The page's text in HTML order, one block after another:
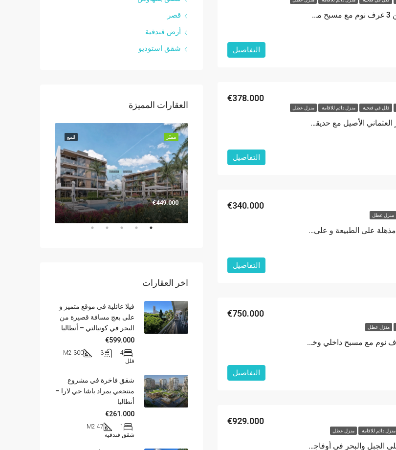
فيلا حديثة منفصلة مكونة من 3 غرف نوم مع مسبح مشترك وحدائق في أوفاجيك
التفاصيل
فلل في فتحية منزل دائم للاقامة منزل عطل
فيلا جميلة مبنية على الطراز العثماني الأصيل مع حديقة خاصة كبيرة وحمام سباحة.
€378.000
التفاصيل
منزل عطل
فيلا منفصلة رائعة بإطلالات مذهلة على الطبيعة و على الجبل بأوفاجيك فتحية
€340.000
التفاصيل
منزل عطل
فلل حصرية مكونة من 3 غرف نوم مع مسبح داخلي وخارجي في أوفاجيك، فتحية
€750.000
التفاصيل
منزل دائم للاقامة منزل عطل
فيلا من 4 غرف نوم مطلة على الجبل والبحر في أوفاجيك، فتحية
€929.000
قصر
أرض قندقية
شقق استوديو
العقارات المميزة
للبيع مميّز
€449.000
اخر العقارات
فيلا عائلية في موقع متميز و
على بعج مسافة قصيرة من
البحر في كونيالتي – أنطاليا
€599.000
4
3
300 M2
فلل
شقق فاخرة في مشروع
منتجعي يمراد باشا حي لارا –
أنطاليا
€261.000
1
47 M2
شقق فندقية